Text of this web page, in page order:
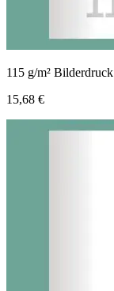
115 g/m² Bilderdruck
15,68 €